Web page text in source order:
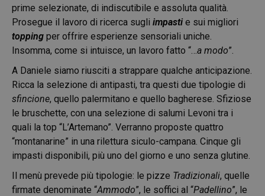
prime selezionate, di indiscutibile e assoluta qualità.
Prosegue il lavoro di ricerca sugli impasti e sui migliori
topping per offrire esperienze sensoriali uniche.
Insomma, come si intuisce, un lavoro fatto “…a modo”.
A Daniele siamo riusciti a strappare qualche anticipazione.
Ricca la selezione di antipasti, tra questi due tipologie di
sfincione, quello palermitano e quello bagherese. Sfiziose
le bruschette, con una selezione di salumi Levoni tra i
quali la top “L’Artemano”. Verranno proposte quattro
“montanarine” in una rilettura siculo-campana. Cinque gli
impasti disponibili, più uno del giorno e uno senza glutine.
Il menù prevede più tipologie: le pizze Tradizionali, quelle
firmate denominate “Ammodo”, le soffici al “Padellino”, le